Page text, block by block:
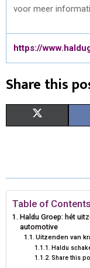
voor meer
https://
Share this
R
E
O
N
W
I
T
T
E
Table of Contents
Haldu Groep: hét
automotive
Uitzenden van
Haldu
Share this